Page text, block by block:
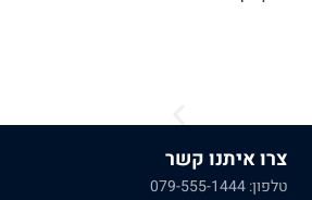
צרו איתנו קשר
טלפון: 079-555-1444